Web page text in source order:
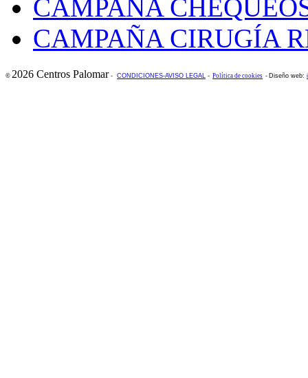
CAMPAÑA
CAMPAÑA CIRUGÍA
© 2026 Centros Palomar- CONDICIONES-AVISO LEGAL - Política de cookies - Diseño web: